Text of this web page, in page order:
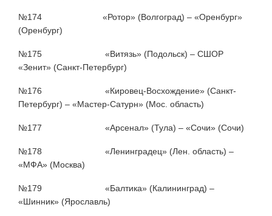
№174 «Ротор» (Волгоград) – «Оренбург»
(Оренбург)
№175 «Витязь» (Подольск) – СШОР
«Зенит» (Санкт-Петербург)
№176 «Кировец-Восхождение» (Санкт-
Петербург) – «Мастер-Сатурн» (Мос. область)
№177 «Арсенал» (Тула) – «Сочи» (Сочи)
№178 «Ленинградец» (Лен. область) –
«МФА» (Москва)
№179 «Балтика» (Калининград) –
«Шинник» (Ярославль)